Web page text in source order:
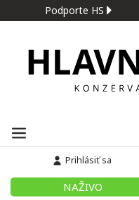
Podporte HS
Prihlásiť sa
NAŽIVO